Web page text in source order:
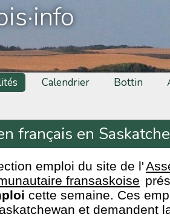
Calendrier Bottin
français en
emploi du site de l'
fransaskoise
cette semaine. Ces
et demandent